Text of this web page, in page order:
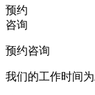
预约
咨询
预约咨询
我们的工作时间